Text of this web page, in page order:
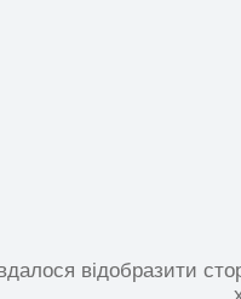
відобразити